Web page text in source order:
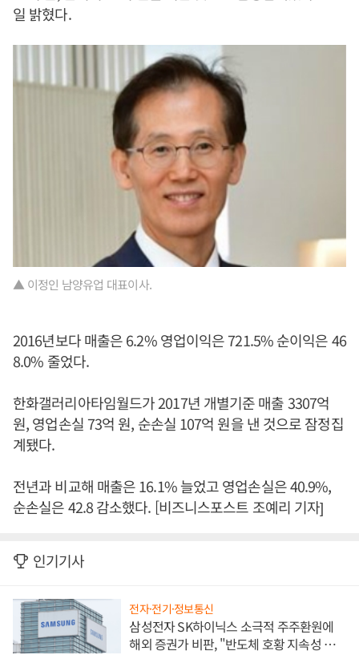
일 밝혔다.
▲ 이정인 남양유업 대표이사.
2016년보다 매출은 6.2% 영업이익은 721.5% 순이익은 46
8.0% 줄었다.
한화갤러리아타임월드가 2017년 개별기준 매출 3307억
원, 영업손실 73억 원, 순손실 107억 원을 낸 것으로 잠정집
계됐다.
전년과 비교해 매출은 16.1% 늘었고 영업손실은 40.9%,
순손실은 42.8 감소했다. [비즈니스포스트 조예리 기자]
인기기사
전자·전기·정보통신
삼성전자 SK하이닉스 소극적 주주환원에
해외 증권가 비판, "반도체 호황 지속성 의